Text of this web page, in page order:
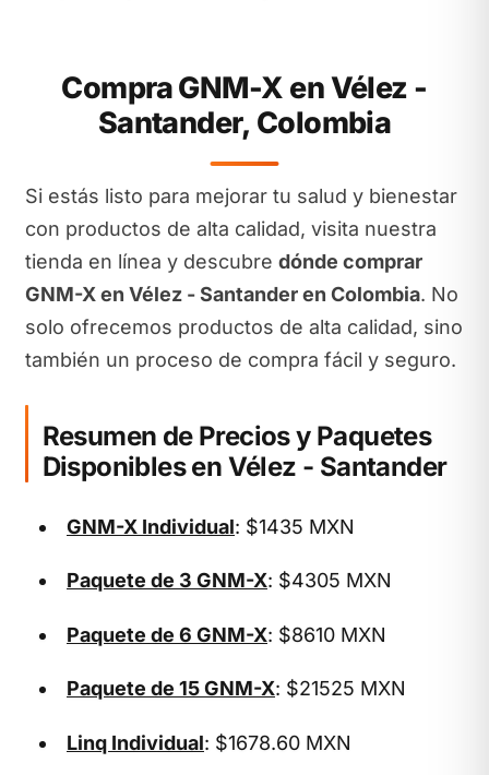
Compra GNM-X en Vélez -
Santander, Colombia
Si estás listo para mejorar tu salud y bienestar
con productos de alta calidad, visita nuestra
tienda en línea y descubre dónde comprar
GNM-X en Vélez - Santander en Colombia. No
solo ofrecemos productos de alta calidad, sino
también un proceso de compra fácil y seguro.
Resumen de Precios y Paquetes
Disponibles en Vélez - Santander
GNM-X Individual: $1435 MXN
Paquete de 3 GNM-X: $4305 MXN
Paquete de 6 GNM-X: $8610 MXN
Paquete de 15 GNM-X: $21525 MXN
Linq Individual: $1678.60 MXN